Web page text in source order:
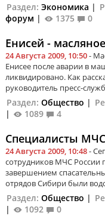
Раздел: Экономика |
форум | 1375 0
Енисей -
24 Августа 2009, 10:50-
Енисее после аварии в
ликвидировано. Как
руководитель пресс-
Раздел: Общество |
|
1089 4
Специалисты
24 Августа 2009, 10:48-
сотрудников МЧС России
завершением
отрядов Сибири были
Раздел: Общество |
|
1092 0